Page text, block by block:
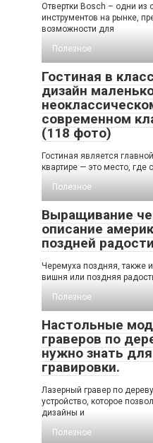
Отвертки Bosch – одни из
инструментов на рынке,
возможности для
Полезное
Гостиная в
дизайн
современном
(118 фото)
Гостиная является
квартире — это место, где
Полезное
Выращивание
описание
поздней
Черемуха поздняя, также
вишня или поздняя
Полезное
Настольные
граверов по
нужно знать
гравировки.
Лазерный гравер по
устройство, которое
дизайны и
Полезное